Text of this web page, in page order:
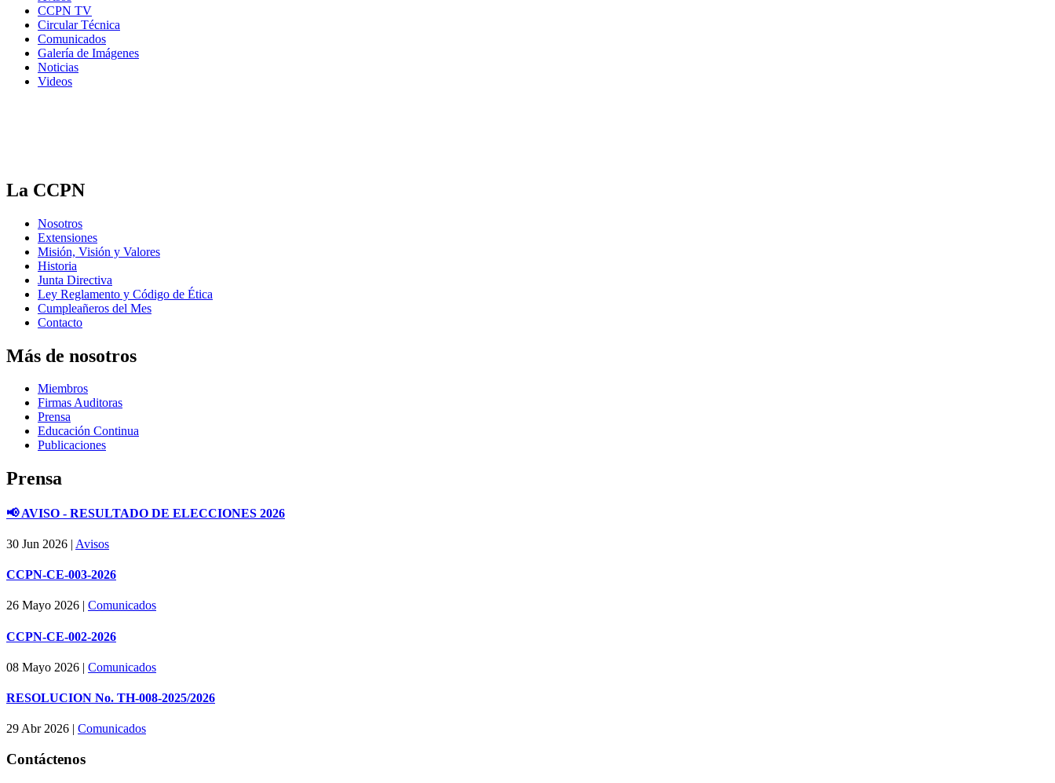
CCPN TV
Circular Técnica
Comunicados
Galería de Imágenes
Noticias
Videos
La CCPN
Nosotros
Extensiones
Misión, Visión y Valores
Historia
Junta Directiva
Ley Reglamento y Código de Ética
Cumpleañeros del Mes
Contacto
Más de nosotros
Miembros
Firmas Auditoras
Prensa
Educación Continua
Publicaciones
Prensa
📢 AVISO - RESULTADO DE ELECCIONES 2026
30 Jun 2026 | Avisos
CCPN-CE-003-2026
26 Mayo 2026 | Comunicados
CCPN-CE-002-2026
08 Mayo 2026 | Comunicados
RESOLUCION No. TH-008-2025/2026
29 Abr 2026 | Comunicados
Contáctenos